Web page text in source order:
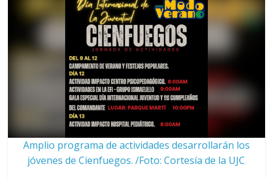
Amplio programa de actividades desarrollarán los
jóvenes de Cienfuegos. /Foto: Cortesía de la UJC